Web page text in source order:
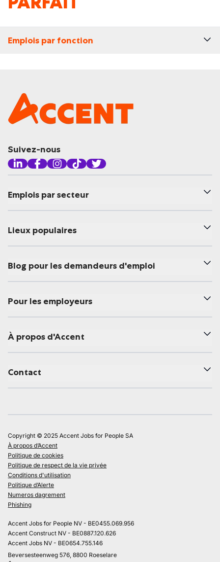
Emplois par fonction
Suivez-nous
Emplois par secteur
Lieux populaires
Blog pour les demandeurs d'emploi
Pour les employeurs
À propos d'Accent
Contact
Copyright © 2025 Accent Jobs for People SA
À propos d’Accent
Politique de cookies
Politique de respect de la vie privée
Conditions d'utilisation
Politique d’Alerte
Numeros dagrement
Phishing
Accent Jobs for People NV - BE0455.069.956
Accent Construct NV - BE0887.120.626
Accent Jobs NV - BE0654.755.146
Beversesteenweg 576, 8800 Roeselare